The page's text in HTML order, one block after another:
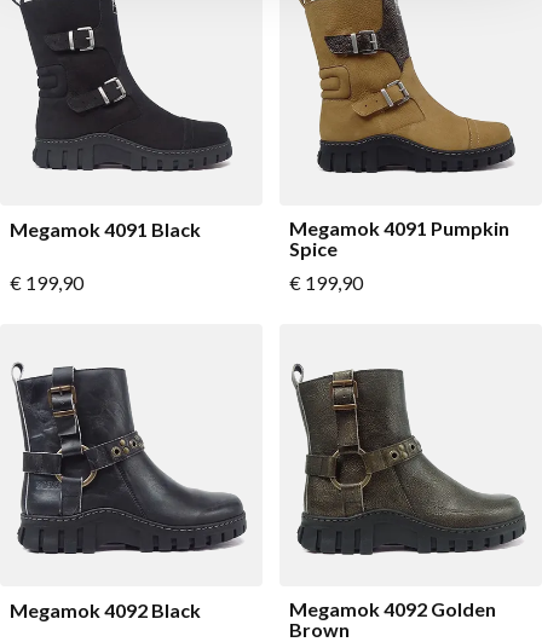
Megamok 4091 Black
Vanaf
€ 199,90
Megamok 4091 Pumpkin
Spice
Vanaf
€ 199,90
Megamok 4092 Black
Megamok 4092 Golden
Brown